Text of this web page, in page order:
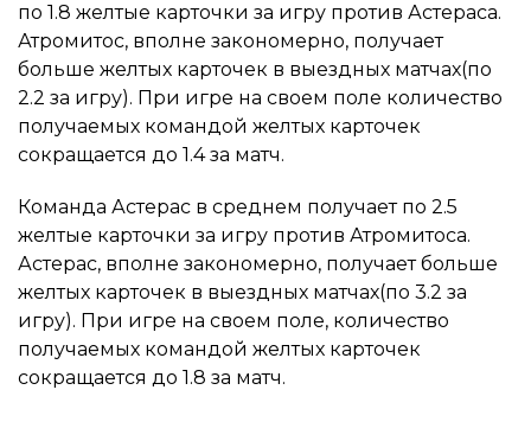
по 1.8 желтые карточки за игру против Астераса.
Атромитос, вполне закономерно, получает
больше желтых карточек в выездных матчах(по
2.2 за игру). При игре на своем поле количество
получаемых командой желтых карточек
сокращается до 1.4 за матч.
Команда Астерас в среднем получает по 2.5
желтые карточки за игру против Атромитоса.
Астерас, вполне закономерно, получает больше
желтых карточек в выездных матчах(по 3.2 за
игру). При игре на своем поле, количество
получаемых командой желтых карточек
сокращается до 1.8 за матч.